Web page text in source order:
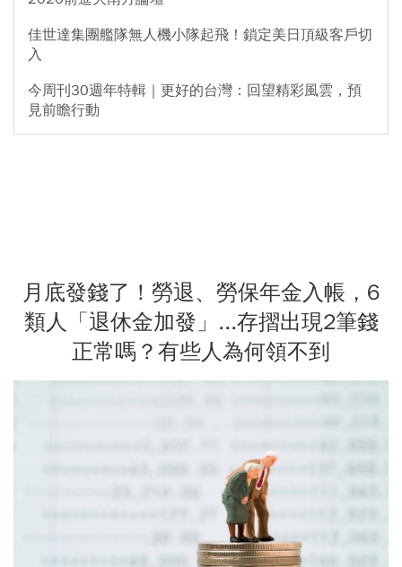
佳世達集團艦隊無人機小隊起飛！鎖定美日頂級客戶切
入
今周刊30週年特輯｜更好的台灣：回望精彩風雲，預
見前瞻行動
月底發錢了！勞退、勞保年金入帳，6
類人「退休金加發」...存摺出現2筆錢
正常嗎？有些人為何領不到